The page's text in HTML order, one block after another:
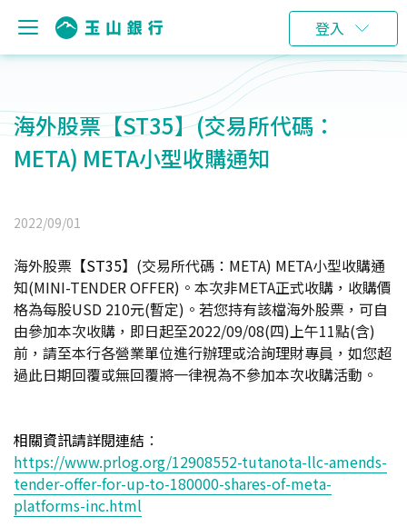
登入
海外股票【ST35】(交易所代碼：
META) META小型收購通知
2022/09/01
海外股票 【ST35】 (交易所代碼：META) META小型收購通
知(MINI-TENDER OFFER)。本次非META正式收購，收購價
格為每股USD 210元(暫定)。若您持有該檔海外股票，可自
由參加本次收購，即日起至2022/09/08(四)上午11點(含)
前，請至本行各營業單位進行辦理或洽詢理財專員，如您超
過此日期回覆或無回覆將一律視為不參加本次收購活動。
相關資訊請詳閱連結 ：
https://www.prlog.org/12908552-tutanota-llc-amends-
tender-offer-for-up-to-180000-shares-of-meta-
platforms-inc.html